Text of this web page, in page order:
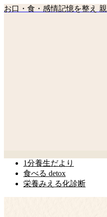
お口・食・感情記憶を整え
1分養生だより
食べる detox
栄養みえる化診断